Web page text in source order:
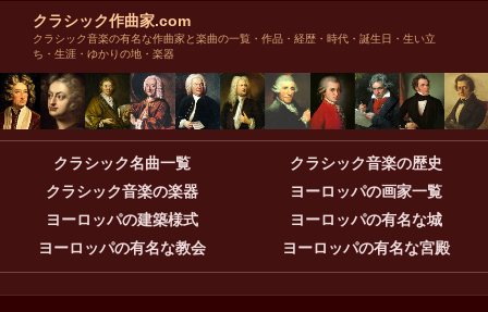
クラシック作曲家.com
クラシック音楽の有名な作曲家と楽曲の一覧・作品・経歴・時代・誕生日・生い立
ち・生涯・ゆかりの地・楽器
クラシック名曲一覧
クラシック音楽の歴史
クラシック音楽の楽器
ヨーロッパの画家一覧
ヨーロッパの建築様式
ヨーロッパの有名な城
ヨーロッパの有名な教会
ヨーロッパの有名な宮殿